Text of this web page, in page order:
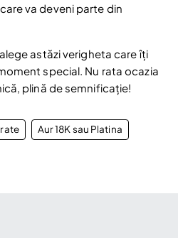
va deveni parte din
astăzi verigheta care îți
special. Nu rata ocazia
plină de semnificație!
Aur 18K sau Platina